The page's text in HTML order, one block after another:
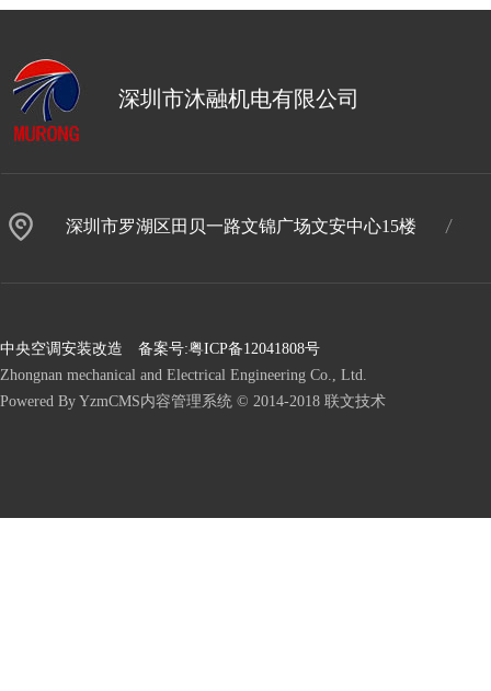
深圳市罗湖区田贝一路文锦广场文安中心15楼
中央空调安装改造 备案号:粤ICP备12041808号
Zhongnan mechanical and Electrical Engineering Co., Ltd.
Powered By YzmCMS内容管理系统 © 2014-2018 联文技术
深圳市沐融机电有限公司